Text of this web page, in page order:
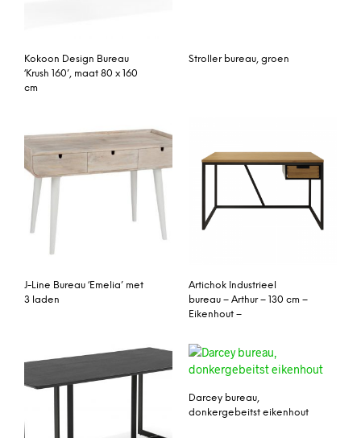
Kokoon Design Bureau
‘Krush 160’, maat 80 x 160
cm
Stroller bureau, groen
J-Line Bureau ‘Emelia’ met
3 laden
Artichok Industrieel
bureau – Arthur – 130 cm –
Eikenhout –
Darcey bureau,
donkergebeitst eikenhout